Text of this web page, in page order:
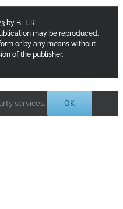
by B. T. R.
may be reproduced,
or by any means without
of the publisher.
services. OK